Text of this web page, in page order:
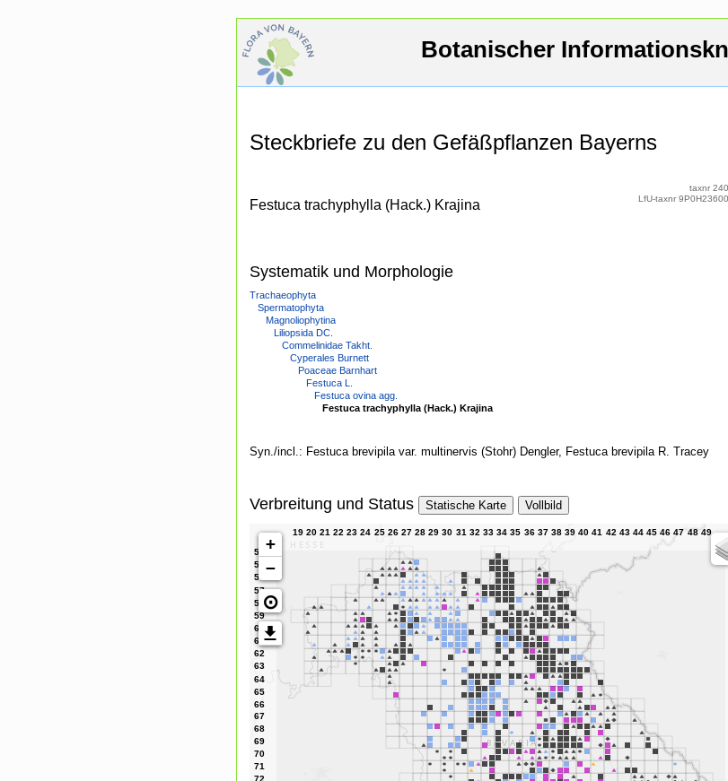
Botanischer
Steckbriefe zu den Gefäßpflanzen Bayerns
Festuca trachyphylla (Hack.) Krajina
taxnr
LfU-taxnr
Systematik und Morphologie
Trachaeophyta
Spermatophyta
Magnoliophytina
Liliopsida DC.
Commelinidae Takht.
Cyperales Burnett
Poaceae Barnhart
Festuca L.
Festuca ovina agg.
Festuca trachyphylla (Hack.) Krajina
Syn./incl.: Festuca brevipila var. multinervis (Stohr) Dengler, Festuca brevipila R. Tracey
Verbreitung und Status Statische Karte Vollbild
+
−
⊙